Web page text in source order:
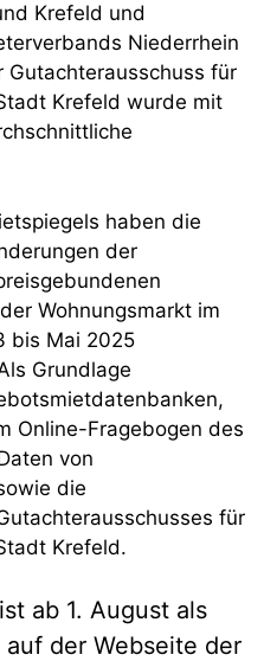
Krefeld und
Niederrhein
für
Krefeld wurde mit
haben die
der
Wohnungsmarkt im
bis Mai 2025
Grundlage
Online-Fragebogen des
von
die
für
Krefeld.
ab 1. August als
der Webseite der